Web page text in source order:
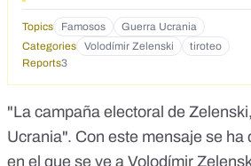
Topics Famosos Guerra Ucrania
Categories
Volodímir Zelenski
tiroteo
Reports3
"La campaña electoral de
Ucrania". Con este mensaje se ha
en el que se ve a Volodímir